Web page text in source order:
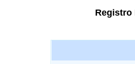
Registro